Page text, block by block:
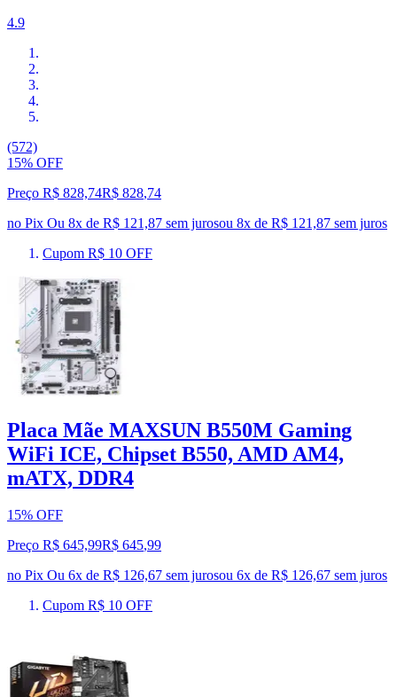
4.9
(572)
15% OFF
Preço R$ 828,74R$ 828,74
no Pix Ou 8x de R$ 121,87 sem jurosou 8x de R$ 121,87 sem juros
Cupom R$ 10 OFF
Placa Mãe MAXSUN B550M Gaming
WiFi ICE, Chipset B550, AMD AM4,
mATX, DDR4
15% OFF
Preço R$ 645,99R$ 645,99
no Pix Ou 6x de R$ 126,67 sem jurosou 6x de R$ 126,67 sem juros
Cupom R$ 10 OFF